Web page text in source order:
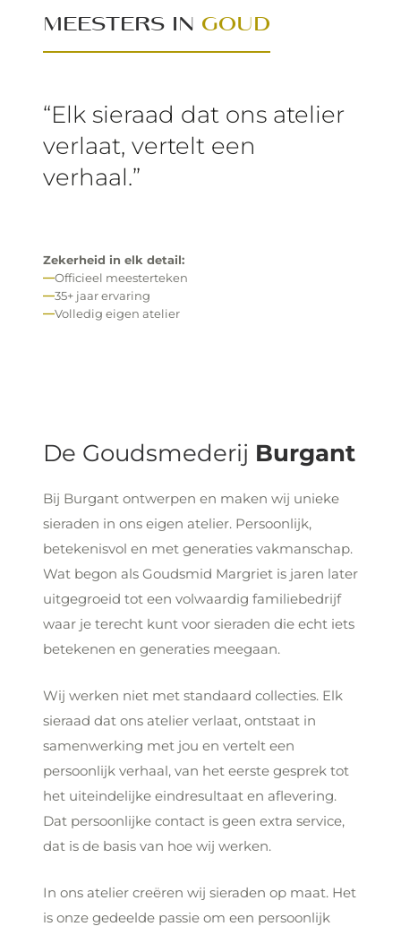
MEESTERS IN GOUD
“Elk sieraad dat ons atelier
verlaat, vertelt een
verhaal.”
Zekerheid in elk detail:
Officieel meesterteken
35+ jaar ervaring
Volledig eigen atelier
De Goudsmederij Burgant
Bij Burgant ontwerpen en maken wij unieke
sieraden in ons eigen atelier. Persoonlijk,
betekenisvol en met generaties vakmanschap.
Wat begon als Goudsmid Margriet is jaren later
uitgegroeid tot een volwaardig familiebedrijf
waar je terecht kunt voor sieraden die echt iets
betekenen en generaties meegaan.
Wij werken niet met standaard collecties. Elk
sieraad dat ons atelier verlaat, ontstaat in
samenwerking met jou en vertelt een
persoonlijk verhaal, van het eerste gesprek tot
het uiteindelijke eindresultaat en aflevering.
Dat persoonlijke contact is geen extra service,
dat is de basis van hoe wij werken.
In ons atelier creëren wij sieraden op maat. Het
is onze gedeelde passie om een persoonlijk